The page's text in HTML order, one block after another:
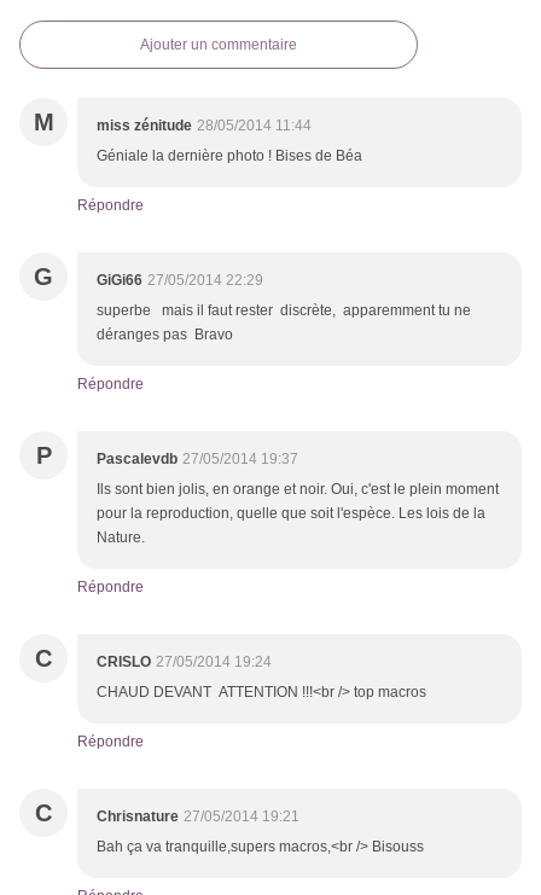
Ajouter un commentaire
M miss zénitude 28/05/2014 11:44
Géniale la dernière photo ! Bises de Béa
Répondre
G GiGi66 27/05/2014 22:29
superbe mais il faut rester discrète, apparemment tu ne
déranges pas Bravo
Répondre
P Pascalevdb 27/05/2014 19:37
Ils sont bien jolis, en orange et noir. Oui, c'est le plein moment
pour la reproduction, quelle que soit l'espèce. Les lois de la
Nature.
Répondre
C CRISLO 27/05/2014 19:24
CHAUD DEVANT ATTENTION !!!<br /> top macros
Répondre
C Chrisnature 27/05/2014 19:21
Bah ça va tranquille,supers macros,<br /> Bisouss